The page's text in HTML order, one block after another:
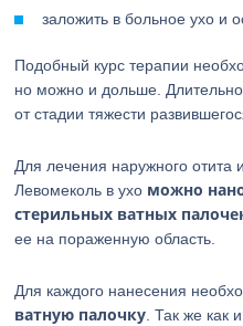
заложить в больное ухо и
Подобный курс терапии
но можно и дольше.
от стадии тяжести
Для лечения наружного отита
Левомеколь в ухо можно
стерильных ватных
ее на пораженную область.
Для каждого нанесения
ватную палочку . Так же